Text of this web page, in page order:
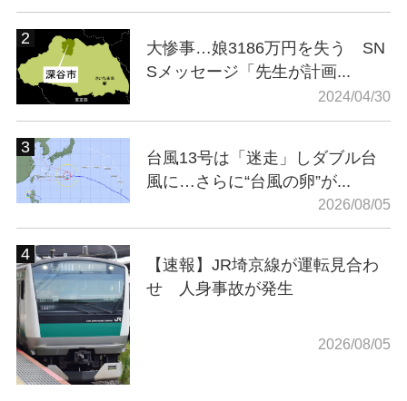
大惨事…娘3186万円を失う SN
Sメッセージ「先生が計画...
2024/04/30
台風13号は「迷走」しダブル台
風に…さらに“台風の卵”が...
2026/08/05
【速報】JR埼京線が運転見合わ
せ 人身事故が発生
2026/08/05